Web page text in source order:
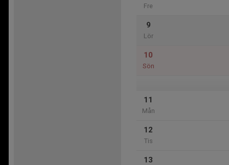
Fre
9
Lör
10
Sön
11
Mån
12
Tis
13